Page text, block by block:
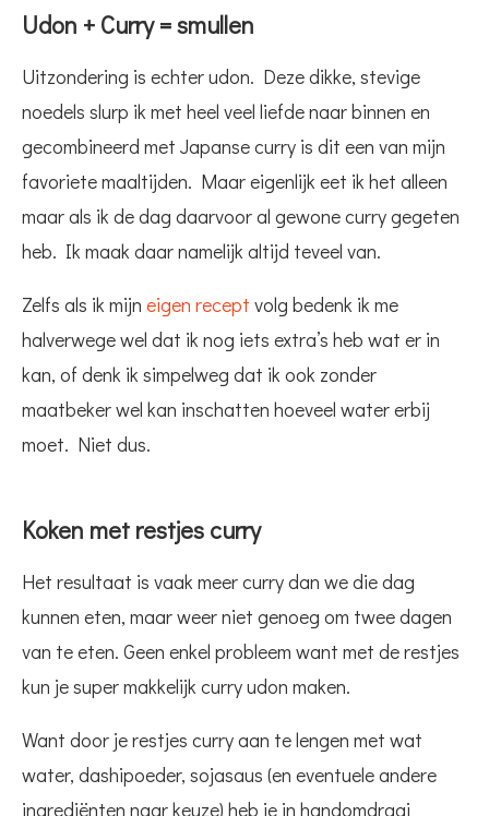
Udon + Curry = smullen
Uitzondering is echter udon. Deze dikke, stevige
noedels slurp ik met heel veel liefde naar binnen en
gecombineerd met Japanse curry is dit een van mijn
favoriete maaltijden. Maar eigenlijk eet ik het alleen
maar als ik de dag daarvoor al gewone curry gegeten
heb. Ik maak daar namelijk altijd teveel van.
Zelfs als ik mijn eigen recept volg bedenk ik me
halverwege wel dat ik nog iets extra’s heb wat er in
kan, of denk ik simpelweg dat ik ook zonder
maatbeker wel kan inschatten hoeveel water erbij
moet. Niet dus.
Koken met restjes curry
Het resultaat is vaak meer curry dan we die dag
kunnen eten, maar weer niet genoeg om twee dagen
van te eten. Geen enkel probleem want met de restjes
kun je super makkelijk curry udon maken.
Want door je restjes curry aan te lengen met wat
water, dashipoeder, sojasaus (en eventuele andere
ingrediënten naar keuze) heb je in handomdraai